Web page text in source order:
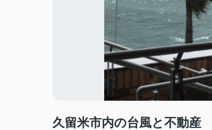
久留米市内の台風と不動産